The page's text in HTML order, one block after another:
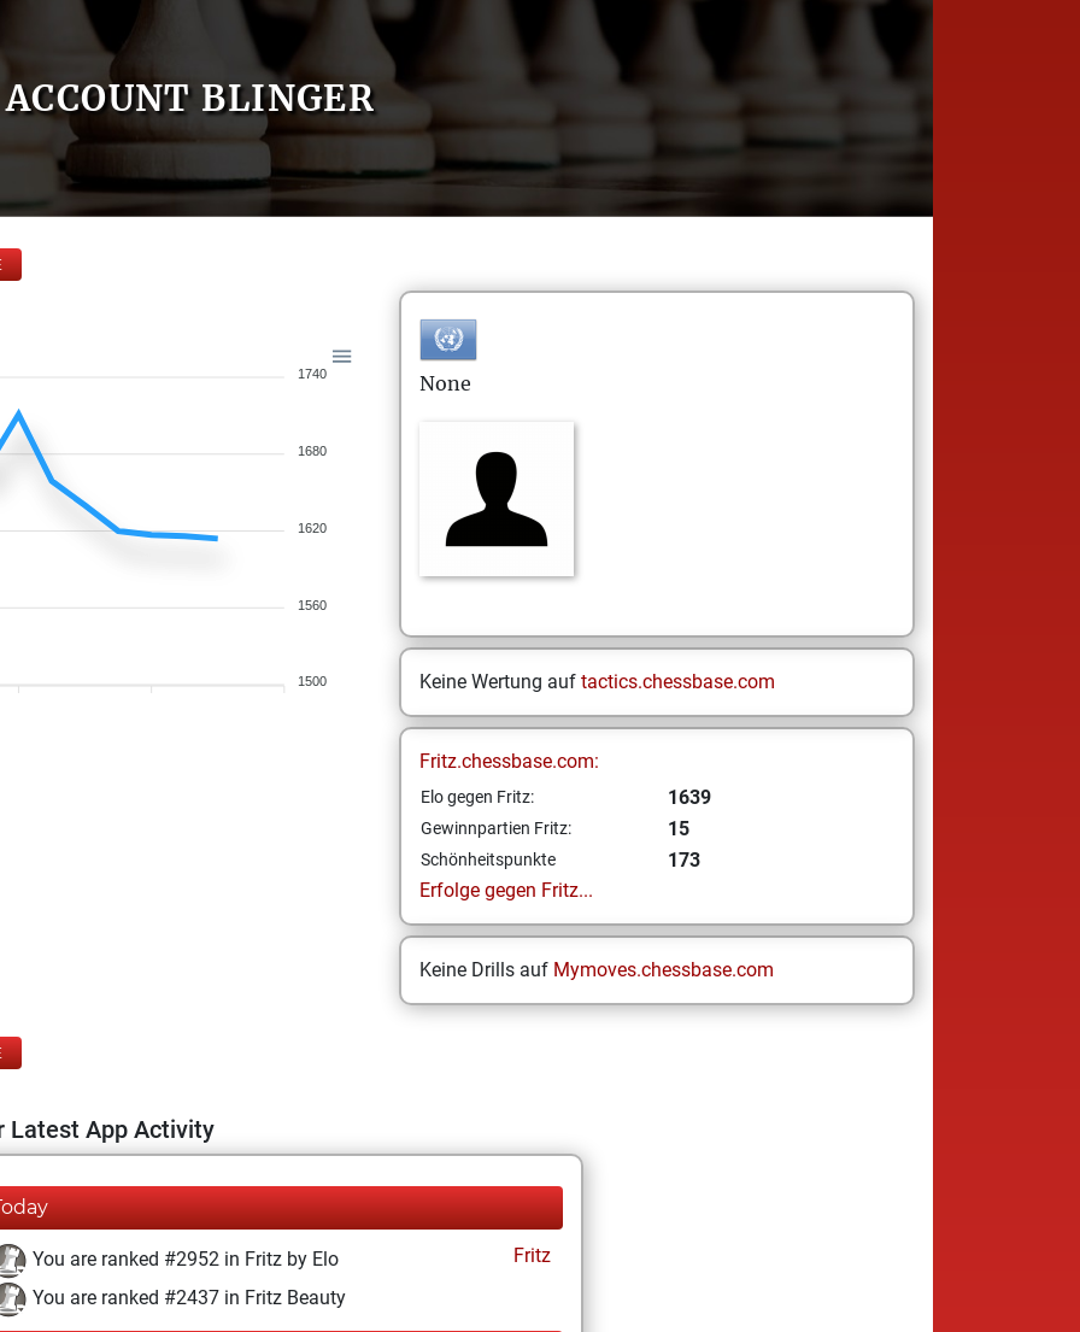
ACCOUNT BLINGER
1740
1680
1620
1560
1500
None
Keine Wertung auf tactics.chessbase.com
Fritz.chessbase.com:
Elo gegen Fritz: 1639
Gewinnpartien Fritz: 15
Schönheitspunkte
173
Erfolge gegen Fritz...
Keine Drills auf Mymoves.chessbase.com
Latest App Activity
You are ranked #2952 in Fritz by Elo
Fritz
You are ranked #2437 in Fritz Beauty